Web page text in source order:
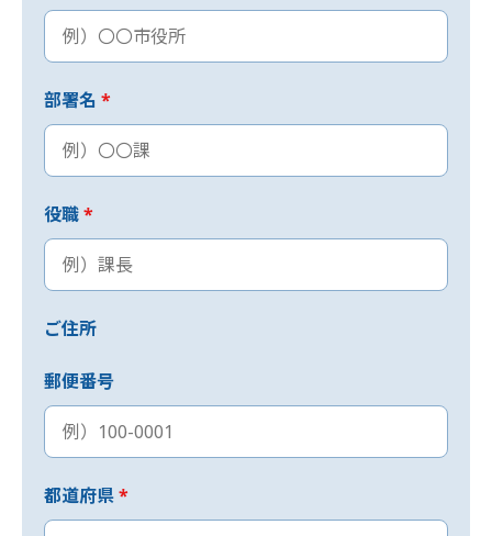
部署名 *
役職*
ご住所
郵便番号
都道府県*